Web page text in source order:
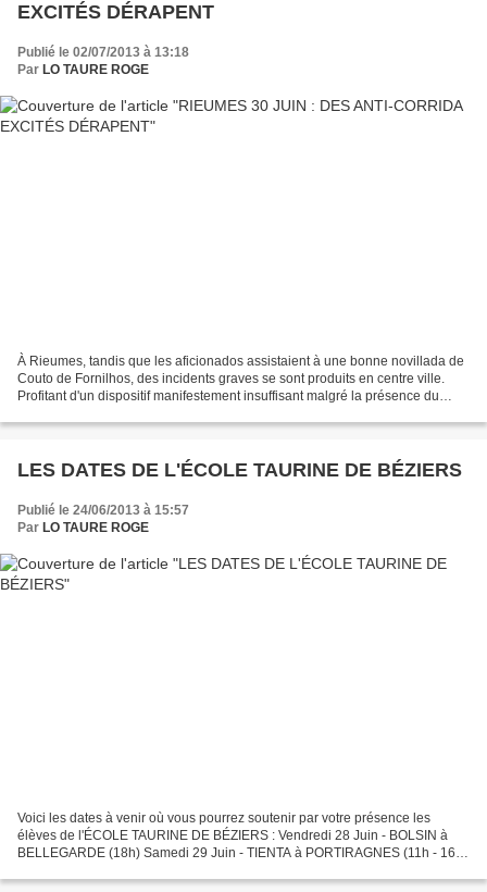
EXCITÉS DÉRAPENT
Publié le 02/07/2013 à 13:18
Par LO TAURE ROGE
À Rieumes, tandis que les aficionados assistaient à une bonne novillada de
Couto de Fornilhos, des incidents graves se sont produits en centre ville.
Profitant d'un dispositif manifestement insuffisant malgré la présence du
LES DATES DE L'ÉCOLE TAURINE DE BÉZIERS
Publié le 24/06/2013 à 15:57
Par LO TAURE ROGE
Voici les dates à venir où vous pourrez soutenir par votre présence les
élèves de l'ÉCOLE TAURINE DE BÉZIERS : Vendredi 28 Juin - BOLSIN à
BELLEGARDE (18h) Samedi 29 Juin - TIENTA à PORTIRAGNES (11h - 16 h